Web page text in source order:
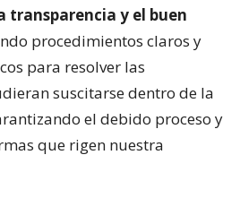
y el buen
procedimientos claros y
para resolver las
suscitarse dentro de la
el debido proceso y
que rigen nuestra